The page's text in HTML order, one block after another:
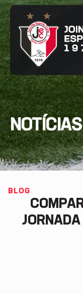
NOTÍCIAS
BLOG